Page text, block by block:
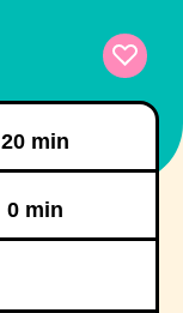
20 min
0 min